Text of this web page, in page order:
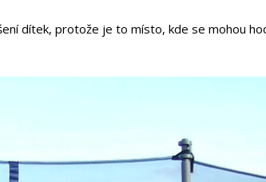
dítek, protože je to místo, kde se mohou